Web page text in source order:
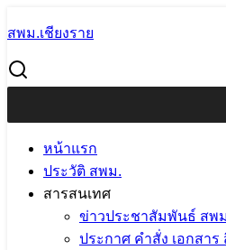
to
content
สพม.เชียงราย
หน้าแรก
ประวัติ สพม.
สารสนเทศ
ข่าวประชาสัมพันธ์ สพม
ประกาศ คำสั่ง เอกสาร
for:
สพม.เชียงราย ร่วมกิจกรรมเฉลิมพ
พระเจ้าอยู่หัว เนื่องในโอกาสพระ
พระชนมพรรษา ๖ รอบ ๒๘ กรกฎ
สพม.เชียงราย ร่วมกิจก
เฉลิมพระเกียรติพระบา
พระเจ้าอยู่หัว เนื่องใน